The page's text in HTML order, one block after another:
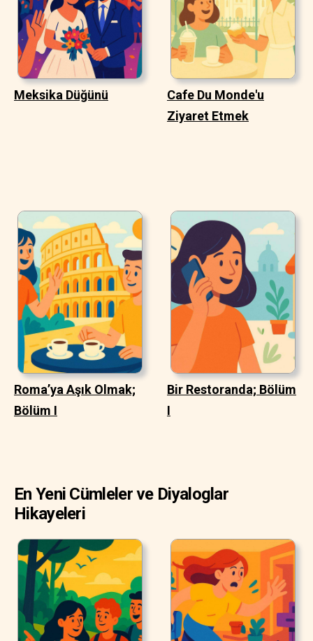
Meksika Düğünü
Cafe Du Monde'u
Ziyaret Etmek
Roma’ya Aşık Olmak;
Bölüm I
Bir Restoranda; Bölüm
I
En Yeni Cümleler ve Diyaloglar
Hikayeleri